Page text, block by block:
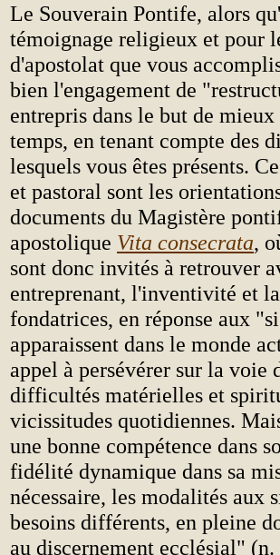
Le Souverain Pontife, alors
témoignage religieux et pour
d'apostolat que vous
bien l'engagement de
entrepris dans le but de
temps, en tenant compte des
lesquels vous êtes présents.
et pastoral sont les
documents du Magistère
apostolique Vita consecrata,
sont donc invités à retrouver
entreprenant, l'inventivité et
fondatrices, en réponse aux
apparaissent dans le monde
appel à persévérer sur la voie
difficultés matérielles et
vicissitudes quotidiennes.
une bonne compétence dans
fidélité dynamique dans sa
nécessaire, les modalités aux
besoins différents, en pleine
au discernement ecclésial" (n.